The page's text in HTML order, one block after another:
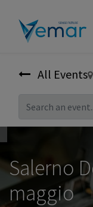
All Events
Salerno
maggio